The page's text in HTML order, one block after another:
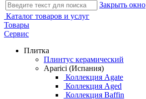
Закрыть окно
Каталог товаров и услуг
Товары
Сервис
Плитка
Плинтус керамический
Aparici (Испания)
Коллекция Agate
Коллекция Aged
Коллекция Baffin